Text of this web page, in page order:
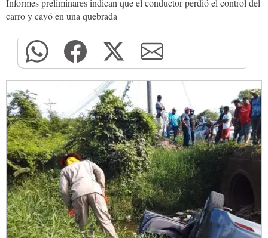
Informes preliminares indican que el conductor perdió el control del
carro y cayó en una quebrada